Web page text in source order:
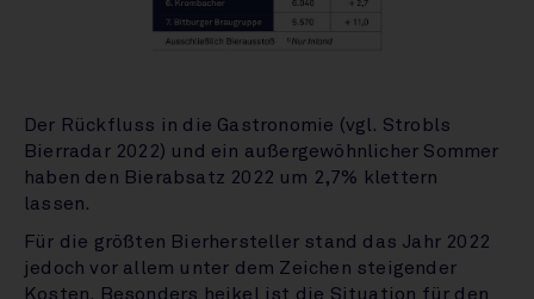
Der Rückfluss in die Gastronomie (vgl. Strobls
Bierradar 2022) und ein außergewöhnlicher Sommer
haben den Bierabsatz 2022 um 2,7% klettern
lassen.
Für die größten Bierhersteller stand das Jahr 2022
jedoch vor allem unter dem Zeichen steigender
Kosten. Besonders heikel ist die Situation für den